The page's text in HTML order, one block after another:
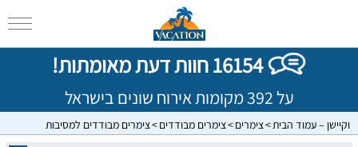
16154 חוות דעת מאומתות!
על 392 מקומות אירוח שונים בישראל
וקיישן – עמוד הבית צימרים צימרים מבודדים צימרים מבודדים למסיבות